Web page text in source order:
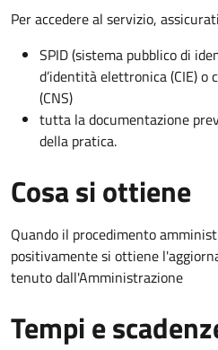
Per accedere al servizio,
SPID (sistema pubblico di
d’identità elettronica (CIE) o
(CNS)
tutta la documentazione
della pratica.
Cosa si ottiene
Quando il procedimento
positivamente si ottiene
tenuto dall'Amministrazione
Tempi e